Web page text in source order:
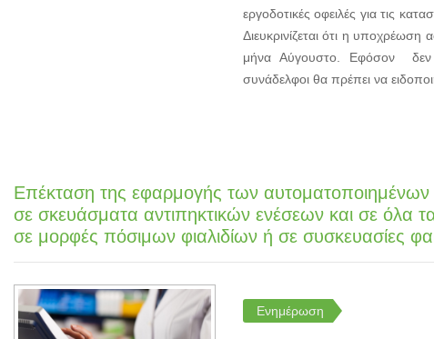
εργοδοτικές οφειλές για τις
Διευκρινίζεται ότι η
μήνα Αύγουστο. Εφόσον δεν
συνάδελφοι θα πρέπει να
Επέκταση της εφαρμογής των
σε σκευάσματα αντιπηκτικών ενέσεων και σε όλα
σε μορφές πόσιμων φιαλιδίων ή σε συσκευασίες
Ενημέρωση